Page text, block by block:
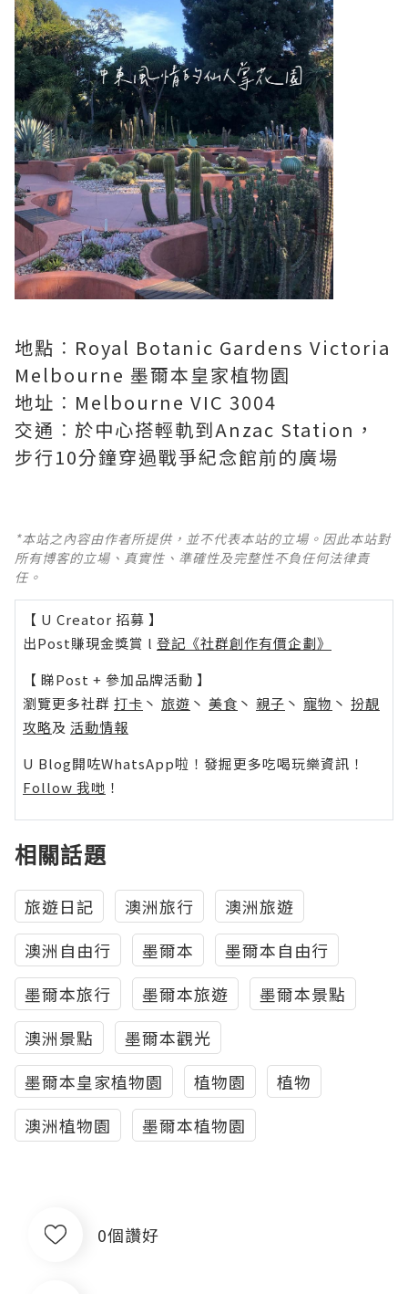
地點︰Royal Botanic Gardens Victoria
Melbourne 墨爾本皇家植物園
地址︰Melbourne VIC 3004
交通︰於中心搭輕軌到Anzac Station，
步行10分鐘穿過戰爭紀念館前的廣場
*本站之內容由作者所提供，並不代表本站的立場。因此本站對
所有博客的立場、真實性、準確性及完整性不負任何法律責
任。
【 U Creator 招募 】
出Post賺現金獎賞 l 登記《社群創作有價企劃》
【 睇Post + 參加品牌活動 】
瀏覽更多社群 打卡 丶 旅遊 丶 美食 丶 親子 丶 寵物 丶 扮靚
攻略及 活動情報
U Blog開咗WhatsApp啦！發掘更多吃喝玩樂資訊！
Follow 我哋 ！
相關話題
旅遊日記 澳洲旅行
澳洲旅遊
澳洲自由行
墨爾本
墨爾本自由行
墨爾本旅行
墨爾本旅遊
墨爾本景點
澳洲景點
墨爾本觀光
墨爾本皇家植物園
植物園
植物
澳洲植物園
墨爾本植物園
0個讚好